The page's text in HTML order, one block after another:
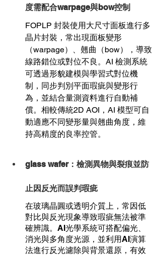
度需配合warpage與bow控制
FOPLP 封裝使用大尺寸面板進行多
晶片封裝，常出現面板變形
（warpage）、翹曲（bow），導致
線路錯位或對位不良。AI 檢測系統
可透過形貌建模與學習式對位機
制，同步判別平面瑕疵與變形行
為，並結合量測資料進行自動補
償。相較傳統2D AOI，AI 模型可自
動適應不同變形量與翹曲角度，維
持高精度的良率控管。
glass wafer：檢測異物與裂痕並防
止因反光而誤判瑕疵
在玻璃晶圓或透明介質上，常因低
對比與反光現象導致瑕疵無法被準
確辨識。AI光學系統可搭配偏光、
消光與多角度光源，並利用AI演算
法進行反光濾除與背景還原，有效